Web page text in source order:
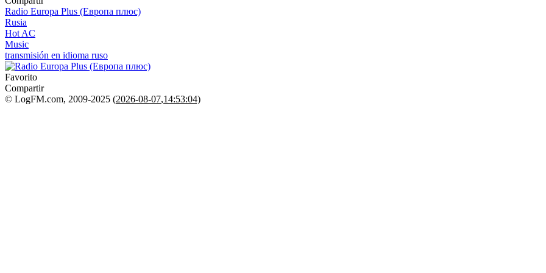
Radio Europa Plus (Европа плюс)
Rusia
Hot AC
Music
transmisión en idioma ruso
Favorito
Compartir
© LogFM.com, 2009-2025 (2026-08-07,14:53:04)